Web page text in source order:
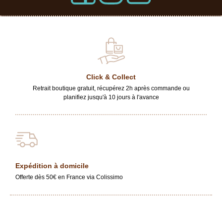
Click & Collect
Retrait boutique gratuit, récupérez 2h après commande ou
planifiez jusqu'à 10 jours à l'avance
Expédition à domicile
Offerte dès 50€ en France via Colissimo